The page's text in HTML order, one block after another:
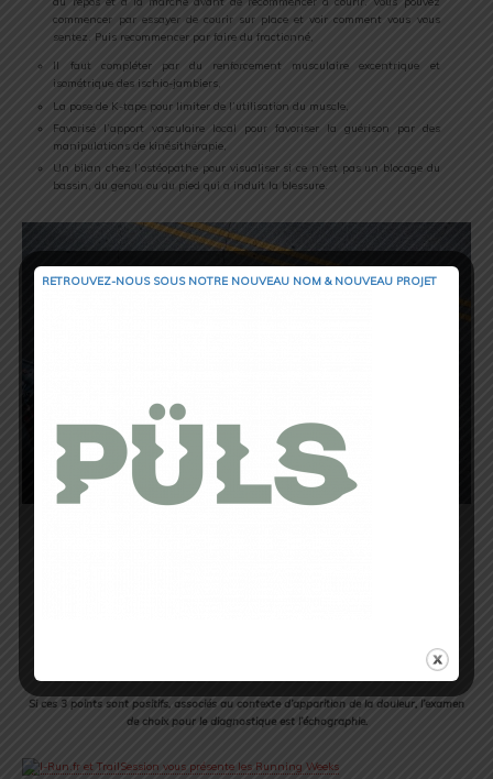
commencer par essayer de courir sur place et voir comment vous vous
sentez. Puis recommencer par faire du fractionné,
Il faut compléter par du renforcement musculaire excentrique et
isométrique des ischio-jambiers,
La pose de K-tape pour limiter de l’utilisation du muscle,
Favorisé l’apport vasculaire local pour favoriser la guérison par des
manipulations de kinésithérapie,
Un bilan chez l’ostéopathe pour visualiser si ce n’est pas un blocage du
bassin, du genou ou du pied qui a induit la blessure.
Si ces 3 points sont positifs, associés au contexte d’apparition de la douleur, l’examen
de choix pour le diagnostique est l’échographie.
RETROUVEZ-NOUS SOUS NOTRE NOUVEAU NOM & NOUVEAU PROJET